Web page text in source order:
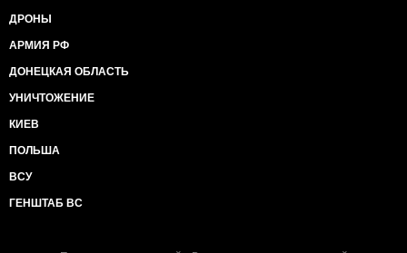
ДРОНЫ
АРМИЯ РФ
ДОНЕЦКАЯ ОБЛАСТЬ
УНИЧТОЖЕНИЕ
КИЕВ
ПОЛЬША
ВСУ
ГЕНШТАБ ВС